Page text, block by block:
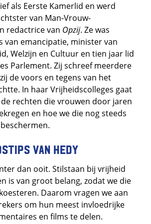
als Eerste Kamerlid en werd
van Man-Vrouw-
redactrice van Opzij. Ze was
van emancipatie, minister van
Welzijn en Cultuur en tien jaar lid
Parlement. Zij schreef meerdere
de voors en tegens van het
In haar Vrijheidscolleges gaat
rechten die vrouwen door jaren
en hoe we die nog steeds
van Hedy
dan ooit. Stilstaan bij vrijheid
is van groot belang, zodat we die
Daarom vragen we aan
om hun meest invloedrijke
en films te delen.